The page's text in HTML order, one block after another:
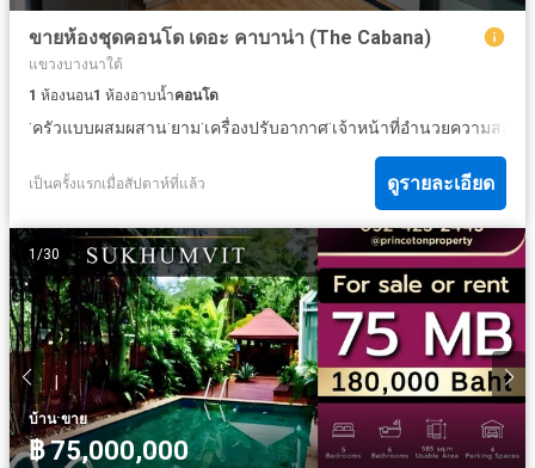
ขายห้องชุดคอนโด เดอะ คาบาน่า (The Cabana)
แขวงบางนาใต้
1 ห้องนอน1 ห้องอาบน้ำคอนโด
·ครัวแบบผสมผสาน·ยาม·เครื่องปรับอากาศ·เจ้าหน้าที่อำนวยความสะดว
เป็นครั้งแรกเมื่อสัปดาห์ที่แล้ว ดูรายละเอียด
1 /30
บ้าน·ขาย
฿ 75,000,000